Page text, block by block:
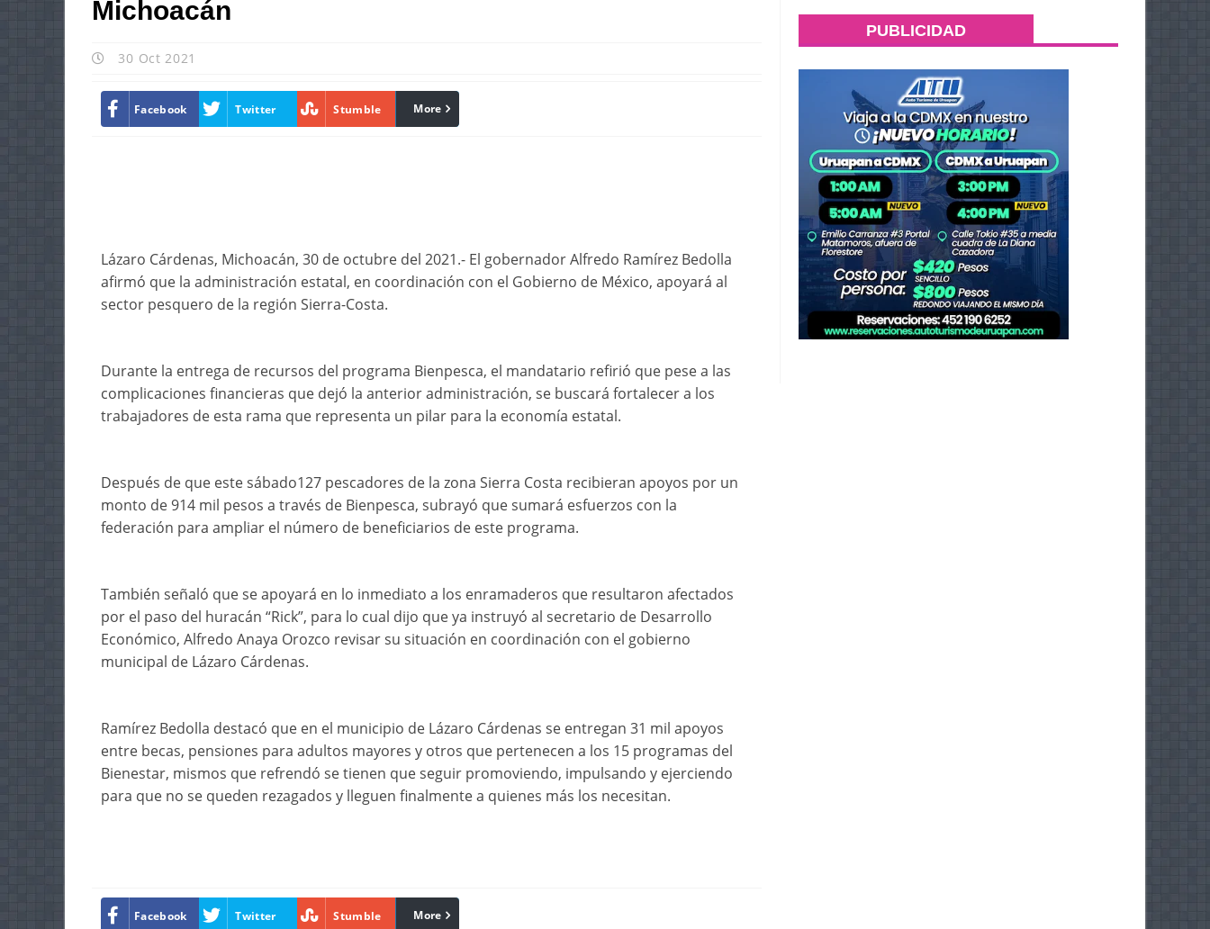
Michoacán
30 Oct 2021
Facebook Twitter Stumble linkedin
More
Lázaro Cárdenas, Michoacán, 30 de octubre del 2021.- El gobernador Alfredo Ramírez Bedolla
afirmó que la administración estatal, en coordinación con el Gobierno de México, apoyará al
sector pesquero de la región Sierra-Costa.
Durante la entrega de recursos del programa Bienpesca, el mandatario refirió que pese a las
complicaciones financieras que dejó la anterior administración, se buscará fortalecer a los
trabajadores de esta rama que representa un pilar para la economía estatal.
Después de que este sábado127 pescadores de la zona Sierra Costa recibieran apoyos por un
monto de 914 mil pesos a través de Bienpesca, subrayó que sumará esfuerzos con la
federación para ampliar el número de beneficiarios de este programa.
También señaló que se apoyará en lo inmediato a los enramaderos que resultaron afectados
por el paso del huracán “Rick”, para lo cual dijo que ya instruyó al secretario de Desarrollo
Económico, Alfredo Anaya Orozco revisar su situación en coordinación con el gobierno
municipal de Lázaro Cárdenas.
Ramírez Bedolla destacó que en el municipio de Lázaro Cárdenas se entregan 31 mil apoyos
entre becas, pensiones para adultos mayores y otros que pertenecen a los 15 programas del
Bienestar, mismos que refrendó se tienen que seguir promoviendo, impulsando y ejerciendo
para que no se queden rezagados y lleguen finalmente a quienes más los necesitan.
Facebook Twitter Stumble linkedin
More
PUBLICIDAD